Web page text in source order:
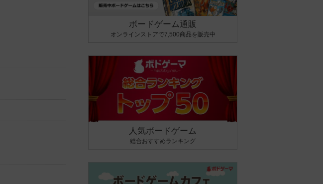
ボードゲーム通販
オンラインストアで7,500商品を販売中
人気ボードゲーム
総合おすすめランキング